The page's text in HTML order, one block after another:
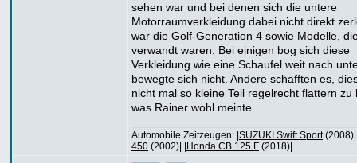
sehen war und bei denen sich die untere
Motorraumverkleidung dabei nicht direkt
war die Golf-Generation 4 sowie Modelle,
verwandt waren. Bei einigen bog sich diese
Verkleidung wie eine Schaufel weit nach
bewegte sich nicht. Andere schafften es,
nicht mal so kleine Teil regelrecht flattern zu
was Rainer wohl meinte.
Automobile Zeitzeugen: | SUZUKI Swift Sport(2008)|
450 (2002)| | Honda CB 125 F (2018)|